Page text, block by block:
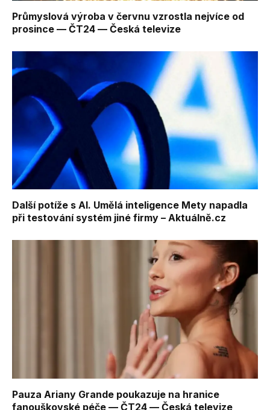
Průmyslová výroba v červnu vzrostla nejvíce od
prosince — ČT24 — Česká televize
Další potíže s AI. Umělá inteligence Mety napadla
při testování systém jiné firmy – Aktuálně.cz
Pauza Ariany Grande poukazuje na hranice
fanouškovské péče — ČT24 — Česká televize